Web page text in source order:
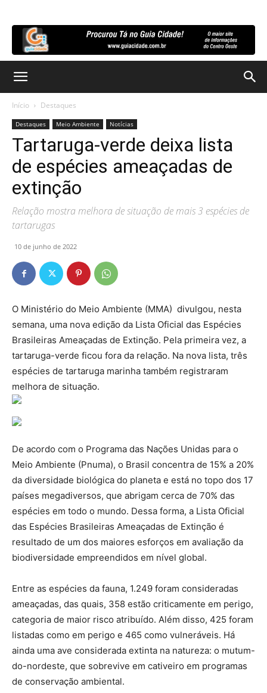
Início Destaques
Destaques Meio Ambiente Notícias
Tartaruga-verde deixa lista
de espécies ameaçadas de
extinção
Relação mostra melhora de situação de mais 3 espécies de
tartarugas
10 de junho de 2022
O Ministério do Meio Ambiente (MMA) divulgou, nesta
semana, uma nova edição da Lista Oficial das Espécies
Brasileiras Ameaçadas de Extinção. Pela primeira vez, a
tartaruga-verde ficou fora da relação. Na nova lista, três
espécies de tartaruga marinha também registraram
melhora de situação.
De acordo com o Programa das Nações Unidas para o
Meio Ambiente (Pnuma), o Brasil concentra de 15% a 20%
da diversidade biológica do planeta e está no topo dos 17
países megadiversos, que abrigam cerca de 70% das
espécies em todo o mundo. Dessa forma, a Lista Oficial
das Espécies Brasileiras Ameaçadas de Extinção é
resultado de um dos maiores esforços em avaliação da
biodiversidade empreendidos em nível global.
Entre as espécies da fauna, 1.249 foram consideradas
ameaçadas, das quais, 358 estão criticamente em perigo,
categoria de maior risco atribuído. Além disso, 425 foram
listadas como em perigo e 465 como vulneráveis. Há
ainda uma ave considerada extinta na natureza: o mutum-
do-nordeste, que sobrevive em cativeiro em programas
de conservação ambiental.